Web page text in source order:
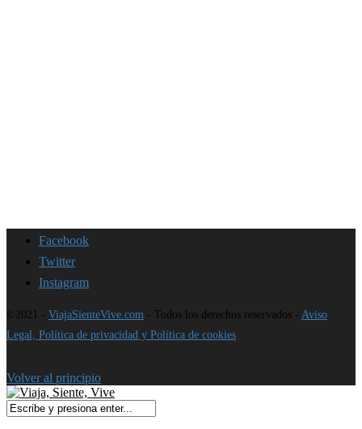
Facebook
Twitter
Instagram
©2021 - ViajaSienteVive.com - Todos los derechos reservados - Aviso
Legal, Política de privacidad y Política de cookies
Volver al principio